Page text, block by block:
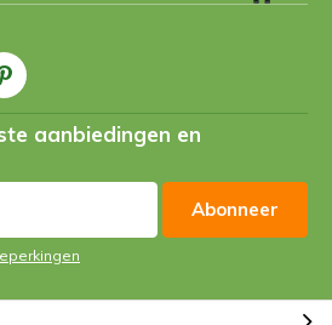
aanbiedingen en
Abonneer